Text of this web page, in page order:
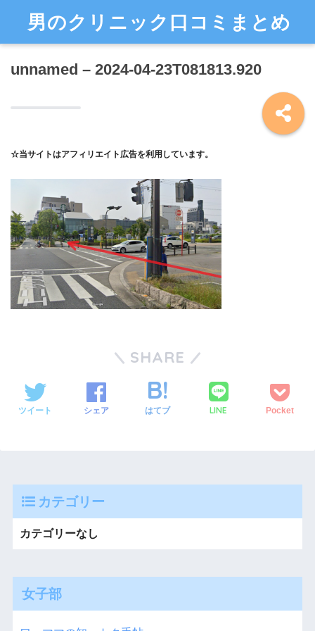
男のクリニック口コミまとめ
unnamed – 2024-04-23T081813.920
☆当サイトはアフィリエイト広告を利用しています。
SHARE
ツイート シェア はてブ LINE Pocket
カテゴリー
カテゴリーなし
女子部